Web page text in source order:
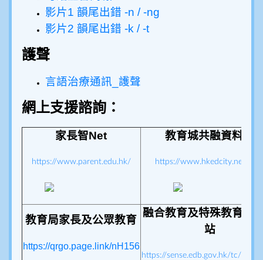
影片1 韻尾出錯 -n / -ng
影片2 韻尾出錯 -k / -t
護聲
言語治療通訊_護聲
網上支援諮詢：
家長智Net
https://www.parent.edu.hk/
教育城共融資料館
https://www.hkedcity.net/
教育局家長及公眾教育
https://qrgo.page.link/nH156
融合教育及特殊教育資
站
https://sense.edb.gov.hk/tc/